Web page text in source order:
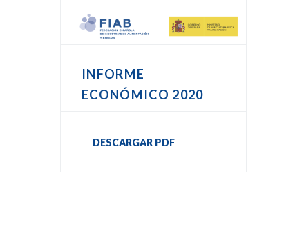
INFORME
ECONÓMICO 2020
DESCARGAR PDF